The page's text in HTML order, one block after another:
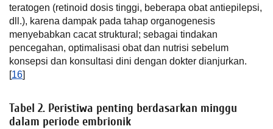
teratogen (retinoid dosis tinggi, beberapa obat antiepilepsi,
dll.), karena dampak pada tahap organogenesis
menyebabkan cacat struktural; sebagai tindakan
pencegahan, optimalisasi obat dan nutrisi sebelum
konsepsi dan konsultasi dini dengan dokter dianjurkan.
[16]
Tabel 2. Peristiwa penting berdasarkan minggu
dalam periode embrionik